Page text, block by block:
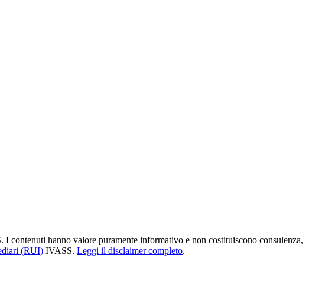
contenuti hanno valore puramente informativo e non costituiscono consulenza,
(RUI) IVASS. Leggi il disclaimer completo.